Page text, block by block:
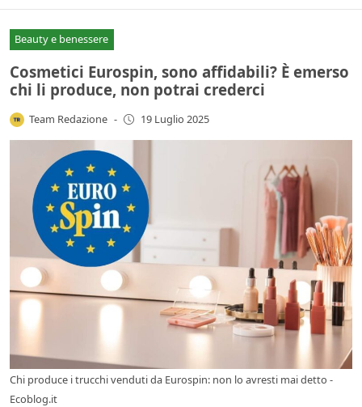
Beauty e benessere
Cosmetici Eurospin, sono affidabili? È emerso
chi li produce, non potrai crederci
Team Redazione - 19 Luglio 2025
Chi produce i trucchi venduti da Eurospin: non lo avresti mai detto -
Ecoblog.it